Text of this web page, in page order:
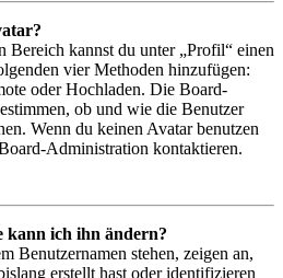
Bereich kannst du unter „Profil“ einen
vier Methoden hinzufügen:
oder Hochladen. Die Board-
ob und wie die Benutzer
Wenn du keinen Avatar benutzen
Administration kontaktieren.
kann ich ihn ändern?
Benutzernamen stehen, zeigen an,
erstellt hast oder identifizieren